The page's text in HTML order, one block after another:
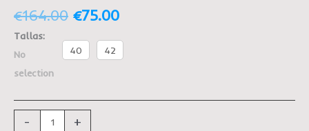
€164.00 €75.00
Tallas:
No
selection
40 42
- +